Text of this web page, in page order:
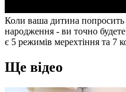
Коли ваша дитина попросить
народження - ви точно
є 5 режимів мерехтіння та 7
Ще відео